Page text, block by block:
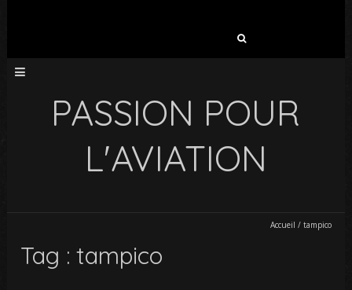
PASSION POUR
L'AVIATION
Accueil / tampico
Tag : tampico